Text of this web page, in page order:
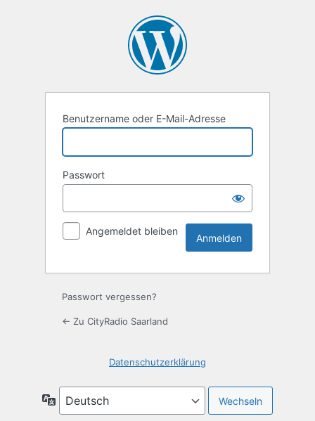
Benutzername oder E-Mail-Adresse
Passwort
Angemeldet bleiben
Passwort vergessen?
← Zu CityRadio Saarland
Datenschutzerklärung
Sprache